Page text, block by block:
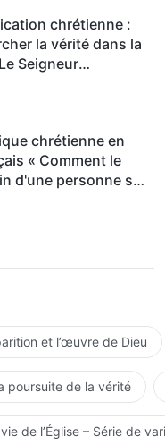
chrétienne :
la vérité dans la
Seigneur
chrétienne en
« Comment le
d'une personne se
et l’œuvre de Dieu
poursuite de la vérité
de l’Église – Série de